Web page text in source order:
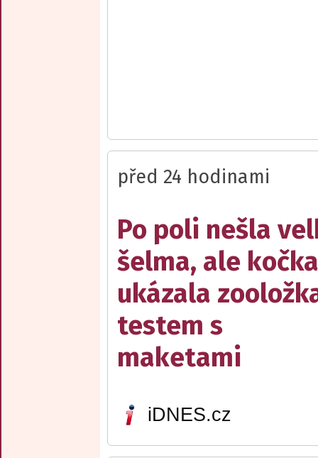
před 24 hodinami
Po poli nešla
šelma, ale
ukázala
testem s
maketami
iDNES.cz